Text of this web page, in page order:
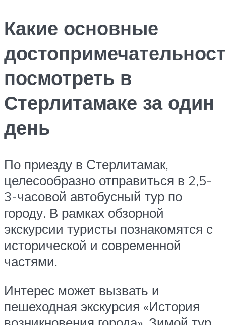
Какие основные
посмотреть в
Стерлитамаке за один
день
По приезду в Стерлитамак,
целесообразно отправиться в 2,5-
3-часовой автобусный тур по
городу. В рамках обзорной
экскурсии туристы познакомятся с
исторической и современной
частями.
Интерес может вызвать и
пешеходная экскурсия «История